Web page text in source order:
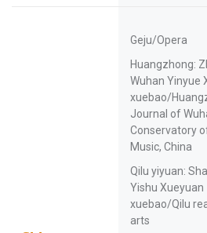
Geju/Opera
Huangzhong:
Wuhan Yinyue
xuebao/
Journal of
Conservatory
Music, China
Qilu yiyuan:
Yishu Xueyuan
xuebao/Qilu
arts